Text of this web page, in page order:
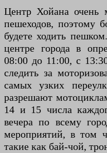
Центр Хойана очень
пешеходов, поэтому
будете ходить
центре города в
08:00 до 11:00, с
следить за
самых узких
разрешают
14 и 15 числа
вечера по всему
мероприятий, в том
такие как бай-чой,